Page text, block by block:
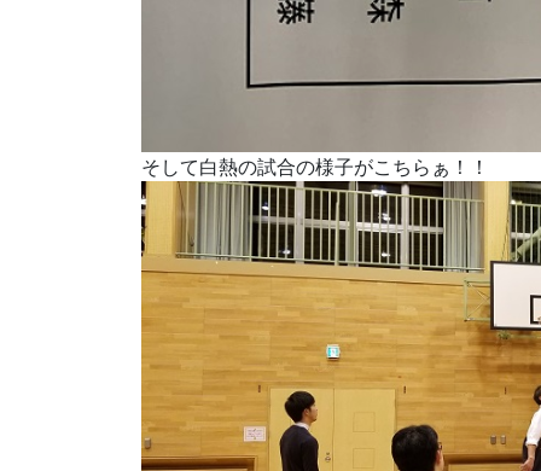
そして白熱の試合の様子がこちらぁ！！